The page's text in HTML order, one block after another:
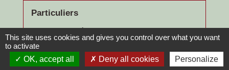
Particuliers
déclaration)
This site uses cookies and gives you control over what you want
to activate
OK, accept all
Deny all cookies Personalize